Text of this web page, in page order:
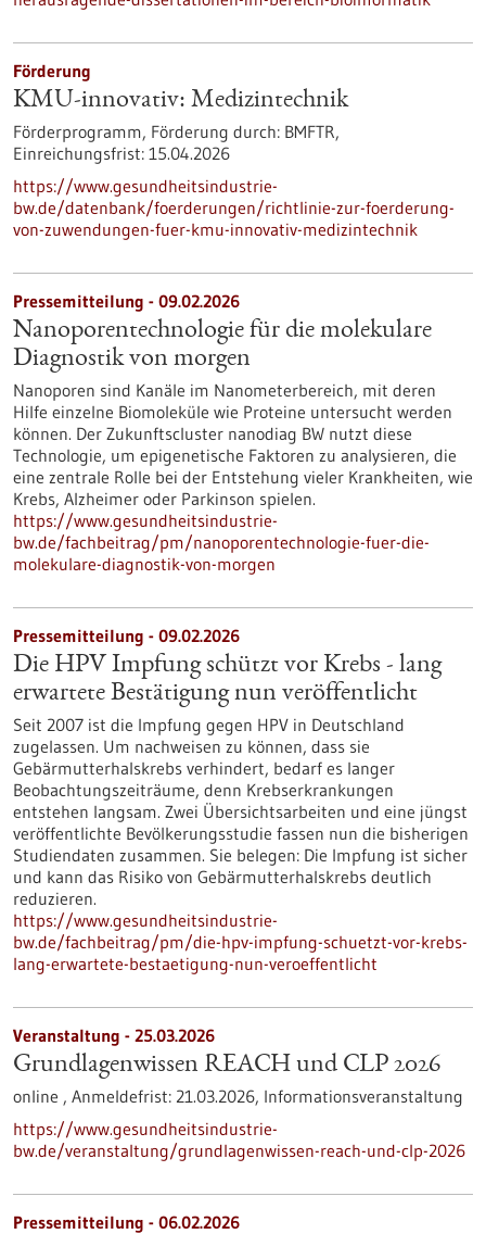
Förderung
KMU-innovativ: Medizintechnik
Förderprogramm, Förderung durch: BMFTR,
Einreichungsfrist: 15.04.2026
https://www.gesundheitsindustrie-
bw.de/datenbank/foerderungen/richtlinie-zur-foerderung-
von-zuwendungen-fuer-kmu-innovativ-medizintechnik
Pressemitteilung - 09.02.2026
Nanoporentechnologie für die molekulare
Diagnostik von morgen
Nanoporen sind Kanäle im Nanometerbereich, mit deren
Hilfe einzelne Biomoleküle wie Proteine untersucht werden
können. Der Zukunftscluster nanodiag BW nutzt diese
Technologie, um epigenetische Faktoren zu analysieren, die
eine zentrale Rolle bei der Entstehung vieler Krankheiten, wie
Krebs, Alzheimer oder Parkinson spielen.
https://www.gesundheitsindustrie-
bw.de/fachbeitrag/pm/nanoporentechnologie-fuer-die-
molekulare-diagnostik-von-morgen
Pressemitteilung - 09.02.2026
Die HPV Impfung schützt vor Krebs - lang
erwartete Bestätigung nun veröffentlicht
Seit 2007 ist die Impfung gegen HPV in Deutschland
zugelassen. Um nachweisen zu können, dass sie
Gebärmutterhalskrebs verhindert, bedarf es langer
Beobachtungszeiträume, denn Krebserkrankungen
entstehen langsam. Zwei Übersichtsarbeiten und eine jüngst
veröffentlichte Bevölkerungsstudie fassen nun die bisherigen
Studiendaten zusammen. Sie belegen: Die Impfung ist sicher
und kann das Risiko von Gebärmutterhalskrebs deutlich
reduzieren.
https://www.gesundheitsindustrie-
bw.de/fachbeitrag/pm/die-hpv-impfung-schuetzt-vor-krebs-
lang-erwartete-bestaetigung-nun-veroeffentlicht
Veranstaltung - 25.03.2026
Grundlagenwissen REACH und CLP 2026
online , Anmeldefrist: 21.03.2026, Informationsveranstaltung
https://www.gesundheitsindustrie-
bw.de/veranstaltung/grundlagenwissen-reach-und-clp-2026
Pressemitteilung - 06.02.2026